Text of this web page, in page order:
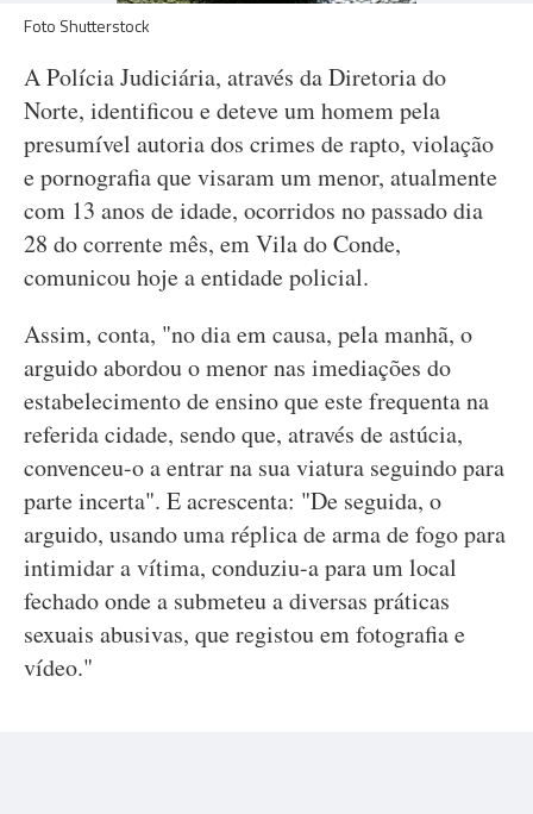
Foto Shutterstock
A Polícia Judiciária, através da Diretoria do
Norte, identificou e deteve um homem pela
presumível autoria dos crimes de rapto, violação
e pornografia que visaram um menor, atualmente
com 13 anos de idade, ocorridos no passado dia
28 do corrente mês, em Vila do Conde,
comunicou hoje a entidade policial.
Assim, conta, "no dia em causa, pela manhã, o
arguido abordou o menor nas imediações do
estabelecimento de ensino que este frequenta na
referida cidade, sendo que, através de astúcia,
convenceu-o a entrar na sua viatura seguindo para
parte incerta". E acrescenta: "De seguida, o
arguido, usando uma réplica de arma de fogo para
intimidar a vítima, conduziu-a para um local
fechado onde a submeteu a diversas práticas
sexuais abusivas, que registou em fotografia e
vídeo."